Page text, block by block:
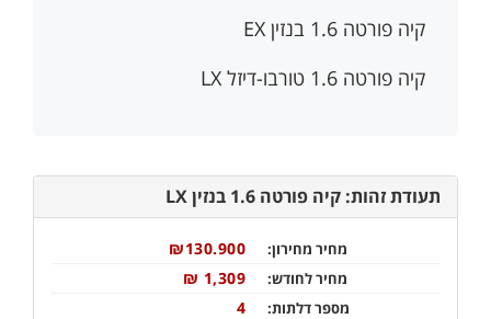
קיה פורטה 1.6 בנזין EX
קיה פורטה 1.6 טורבו-דיזל LX
תעודת זהות: קיה פורטה 1.6 בנזין LX
מחיר מחירון: ₪130.900
מחיר לחודש: 1,309 ₪
מספר דלתות: 4